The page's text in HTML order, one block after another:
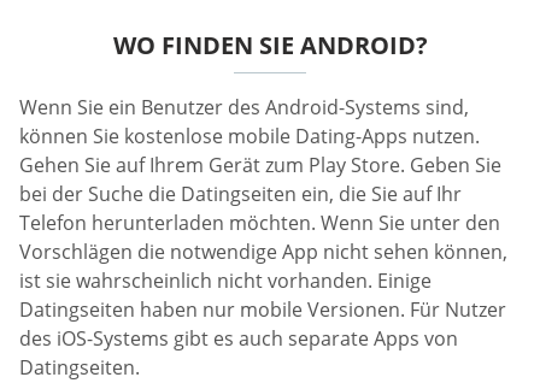
WO FINDEN SIE ANDROID?
Wenn Sie ein Benutzer des Android-Systems sind,
können Sie kostenlose mobile Dating-Apps nutzen.
Gehen Sie auf Ihrem Gerät zum Play Store. Geben Sie
bei der Suche die Datingseiten ein, die Sie auf Ihr
Telefon herunterladen möchten. Wenn Sie unter den
Vorschlägen die notwendige App nicht sehen können,
ist sie wahrscheinlich nicht vorhanden. Einige
Datingseiten haben nur mobile Versionen. Für Nutzer
des iOS-Systems gibt es auch separate Apps von
Datingseiten.